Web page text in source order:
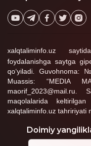
koʻrish bilan
taraqqiyotiga
sifatida eʼtirof
tizimiga salbiy
Javob
Zarifa
Bunday
o'rnini bo'shatib
xalqtaliminfo.uz
foydalanishga saytga
qo‘yiladi. Guvohnoma:
Muassis: “MEDIA
maorif_2023@mail.ru.
maqolalarida
xalqtaliminfo.uz tahririyati
Doimiy